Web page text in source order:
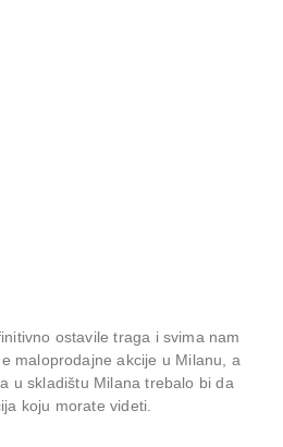
ostavile traga i svima nam
maloprodajne akcije u Milanu, a
u skladištu Milana trebalo bi da
koju morate videti.